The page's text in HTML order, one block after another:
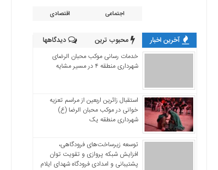
اجتماعی اقتصادی
آخرین اخبار محبوب ترین دیدگاهها
خدمات رسانی موکب محبان الرضای
شهرداری منطقه ۴ در مسیر مشایه
استقبال زائرین اربعین از مراسم تعزیه
خوانی در موکب محبان الرضا (ع)
شهرداری منطقه یک
توسعه زیرساخت‌های فرودگاهی،
افزایش شبکه پروازی و تقویت توان
پشتیبانی و امدادی فرودگاه شهدای ایلام